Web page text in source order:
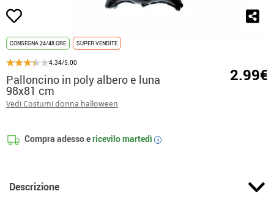
CONSEGNA 24/48 ORE SUPER VENDITE
4.34/5.00
Palloncino in poly albero e luna
98x81 cm
Vedi Costumi donna halloween
2.99€
Compra adesso ericevilomartedì i
Descrizione